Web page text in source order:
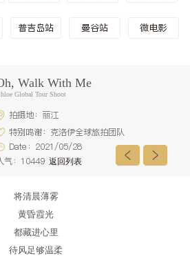
普吉岛站 曼谷站 微电影
Walk With Me
Global Tour Shoot
拍摄地：丽江
特别鸣谢：克洛伊全球旅拍团队
Date：2021/05/28
气：10449 返回列表
将清晨薄雾
黄昏霞光
都藏进心里
待风足够温柔